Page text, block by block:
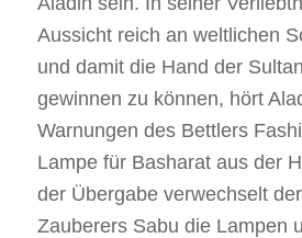
Aussicht reich an weltlichen
und damit die Hand der
gewinnen zu können, hört
Warnungen des Bettlers
Lampe für Basharat aus der
der Übergabe verwechselt
Zauberers Sabu die Lampen